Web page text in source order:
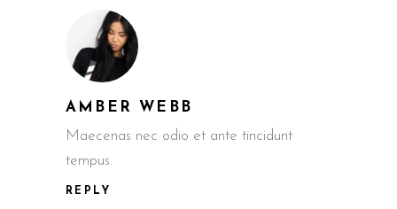
AMBER WEBB
Maecenas nec odio et ante tincidunt
tempus.
REPLY